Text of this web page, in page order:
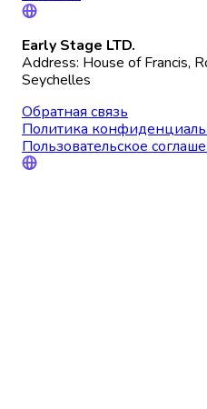
Early Stage LTD.
Address: House of Francis,
Seychelles
Обратная связь
Политика
Пользовательское